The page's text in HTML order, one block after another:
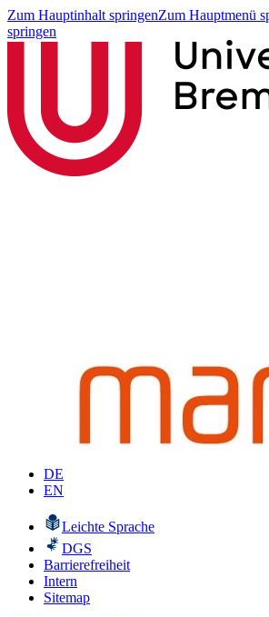
Zum Hauptinhalt springenZum Hauptmenü
springen
DE
EN
Leichte Sprache
DGS
Barrierefreiheit
Intern
Sitemap